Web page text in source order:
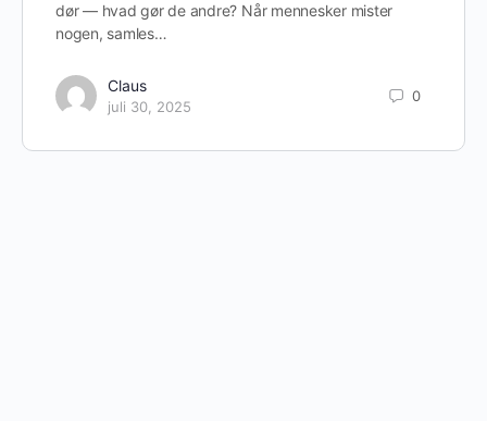
dør — hvad gør de andre? Når mennesker mister
nogen, samles…
Claus
juli 30, 2025
0